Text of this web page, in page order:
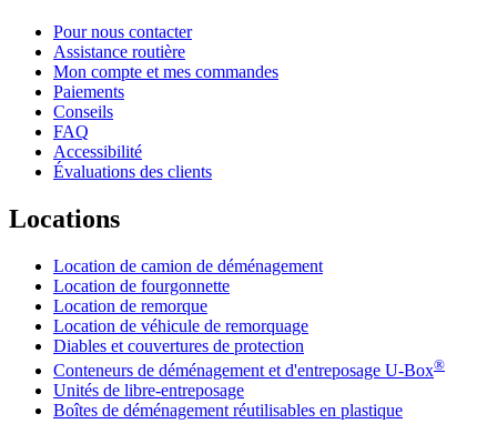
Pour nous contacter
Assistance routière
Mon compte et mes commandes
Paiements
Conseils
FAQ
Accessibilité
Évaluations des clients
Locations
Location de camion de déménagement
Location de fourgonnette
Location de remorque
Location de véhicule de remorquage
Diables et couvertures de protection
Conteneurs de déménagement et d'entreposage U-Box®
Unités de libre-entreposage
Boîtes de déménagement réutilisables en plastique